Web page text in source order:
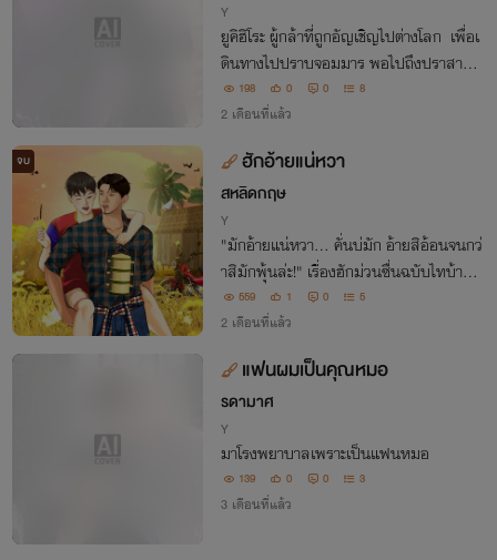
Y
ยูคิฮิโระ ผู้กล้าที่ถูกอัญเชิญไปต่างโลก เพื่อเ
ดินทางไปปราบจอมมาร พอไปถึงปราสาทจ
อมมาร แทนที่จะปราบจอมมาร เหมือนตาม
สูตรสำเร็จนิยายทั่วไป แต่พระเอกเลือกที่จะ
ปุ่น
198 0 0 8
2 เดือนที่แล้ว
จบ ฮักอ้ายแน่หวา
สหลิดกฤษ
Y
"มักอ้ายแน่หวา... คั่นบ่มัก อ้ายสิอ้อนจนกว่
าสิมักพุ้นล่ะ!" เรื่องฮักม่วนซื่นฉบับไทบ้าน ข
องผู้บ่าวหน้าคมที่ตามจีบตามง้อเด็กดื้อข้างบ้
านจนหัวใจว้าวุ่น
559 1 0 5
2 เดือนที่แล้ว
แฟนผมเป็นคุณหมอ
รดามาศ
Y
มาโรงพยาบาลเพราะเป็นแฟนหมอ
139 0 0 3
3 เดือนที่แล้ว